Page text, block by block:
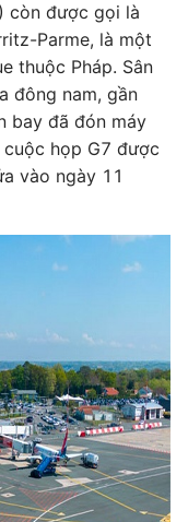
còn được gọi là
Parme, là một
thuộc Pháp. Sân
đông nam, gần
bay đã đón máy
họp G7 được
vào ngày 11